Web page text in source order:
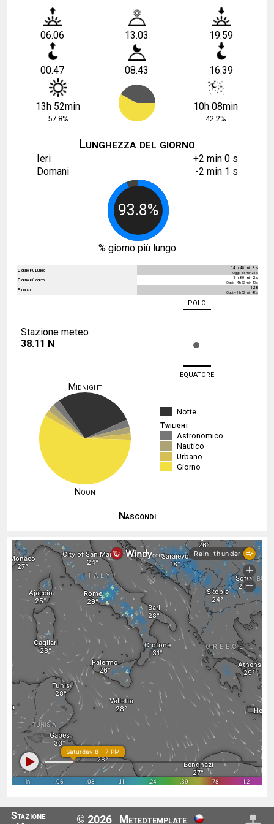
06.06 13.03 19.59
00.47 08.43 16.39
13h 52min
57.8%
10h 08min
42.2%
Lunghezza del giorno
Ieri
+2 min 0 s
Domani
-2 min 1 s
93.8%
% giorno più lungo
Giorno più lungo 14 h 48 min 3 s
Oggi: - 55 min 21 s
Giorno più corto 9 h 30 min 2 s
Oggi: + 4 h 22 min 40 s
Equinozio 12 h
Oggi: + 1 h 52 min 42 s
Stazione meteo
38.11 N
polo
equatore
Midnight
Noon
Notte
Twilight
Astronomico
Nautico
Urbano
Giorno
Nascondi
Stazione
© 2026 Meteotemplate